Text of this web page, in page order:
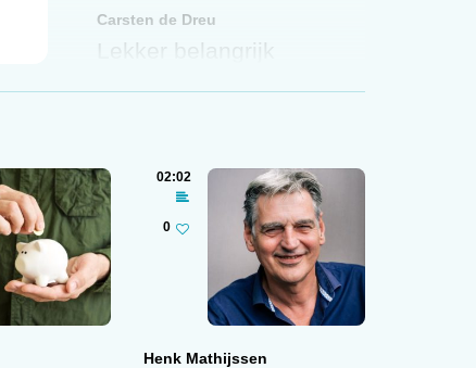
Carsten de Dreu
Lekker belangrijk
31 / 05 / 2013
Carsten de Dreu
Machtsmisbruik
02:02
0
Henk Mathijssen